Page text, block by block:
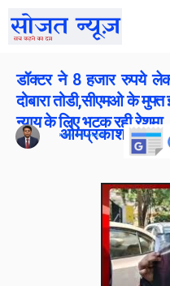
डॉक्टर ने 8 हजार रुपये
दोबारा तोडी,सीएमओ के
न्याय के लिए भटक रही रेशमा
ओमप्रकाश बोराना
Publish On: 5 June 2026